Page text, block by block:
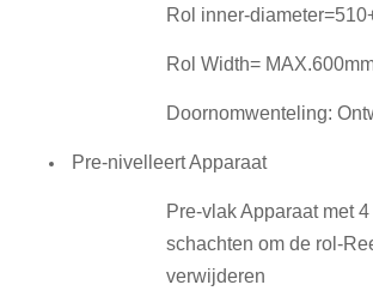
Rol inner-
Rol Width=
Doornomwenteling:
Pre-nivelleert Apparaat
Pre-vlak Apparaat met
schachten om de rol-
verwijderen